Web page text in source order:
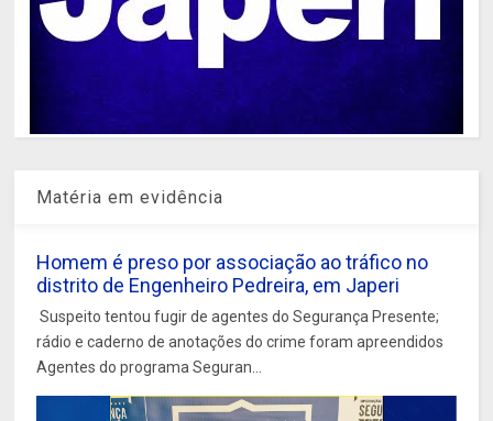
Matéria em evidência
Homem é preso por associação ao tráfico no
distrito de Engenheiro Pedreira, em Japeri
Suspeito tentou fugir de agentes do Segurança Presente;
rádio e caderno de anotações do crime foram apreendidos
Agentes do programa Seguran...